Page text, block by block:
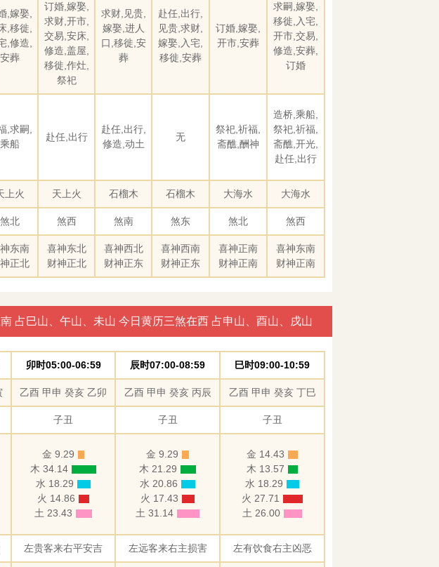
,嫁娶,
,移徙,
,修造,
安葬
订婚,嫁娶,
求财,开市,
交易,安床,
修造,盖屋,
移徙,作灶,
祭祀
求财,见贵,
嫁娶,进人
口,移徙,安
葬
赴任,出行,
见贵,求财,
嫁娶,入宅,
移徙,安葬
订婚,嫁娶,
开市,安葬
求嗣,嫁娶,
移徙,入宅,
开市,交易,
修造,安葬,
订婚
,求嗣,
乘船
赴任,出行
赴任,出行,
修造,动土
无
祭祀,祈福,
斋醮,酬神
造桥,乘船,
祭祀,祈福,
斋醮,开光,
赴任,出行
上火 天上火 石榴木 石榴木 大海水 大海水
煞北 煞西 煞南 煞东 煞北 煞西
东南
正北
喜神东北
财神正北
喜神西北
财神正东
喜神西南
财神正东
喜神正南
财神正南
喜神东南
财神正南
占巳山、午山、未山 今日黄历三煞在西 占申山、酉山、戌山
卯时05:00-06:59 辰时07:00-08:59 巳时09:00-10:59
乙酉 甲申 癸亥 乙卯 乙酉 甲申 癸亥 丙辰 乙酉 甲申 癸亥 丁巳
子丑 子丑 子丑
金 9.29
木 34.14
水 18.29
火 14.86
土 23.43
金 9.29
木 21.29
水 20.86
火 17.43
土 31.14
金 14.43
木 13.57
水 18.29
火 27.71
土 26.00
左贵客来右平安吉 左远客来右主损害 左有饮食右主凶恶